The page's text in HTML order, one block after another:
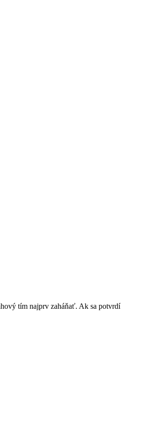
tím najprv zaháňať. Ak sa potvrdí